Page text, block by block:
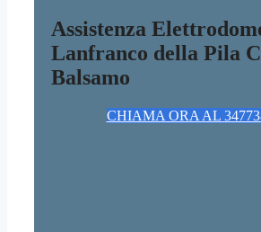
Assistenza
Lanfranco della Pila
Balsamo
CHIAMA ORA AL